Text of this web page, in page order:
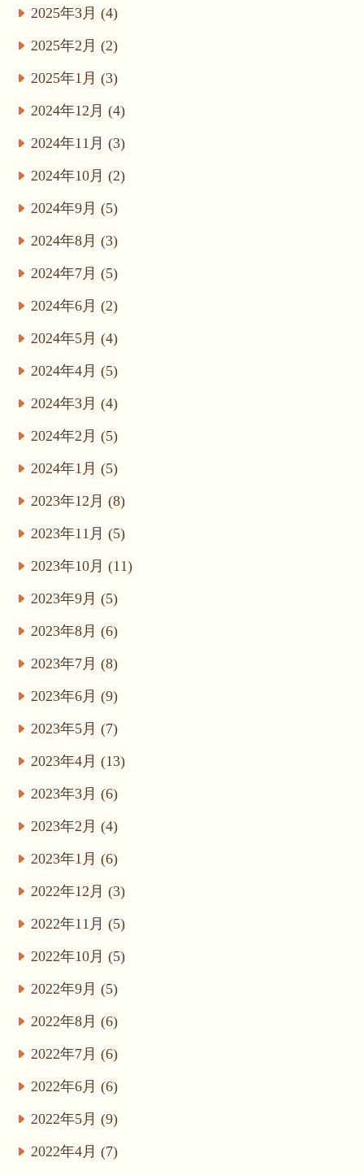
2025年3月 (4)
2025年2月 (2)
2025年1月 (3)
2024年12月 (4)
2024年11月 (3)
2024年10月 (2)
2024年9月 (5)
2024年8月 (3)
2024年7月 (5)
2024年6月 (2)
2024年5月 (4)
2024年4月 (5)
2024年3月 (4)
2024年2月 (5)
2024年1月 (5)
2023年12月 (8)
2023年11月 (5)
2023年10月 (11)
2023年9月 (5)
2023年8月 (6)
2023年7月 (8)
2023年6月 (9)
2023年5月 (7)
2023年4月 (13)
2023年3月 (6)
2023年2月 (4)
2023年1月 (6)
2022年12月 (3)
2022年11月 (5)
2022年10月 (5)
2022年9月 (5)
2022年8月 (6)
2022年7月 (6)
2022年6月 (6)
2022年5月 (9)
2022年4月 (7)